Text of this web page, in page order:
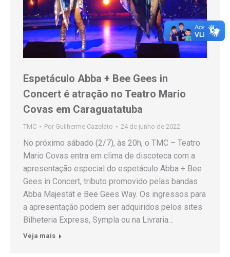
Espetáculo Abba + Bee Gees in
Concert é atração no Teatro Mario
Covas em Caraguatatuba
TMC Por Guilherme Cazelato 24 de junho de 2022
No próximo sábado (2/7), às 20h, o TMC – Teatro
Mario Covas entra em clima de discoteca com a
apresentação especial do espetáculo Abba + Bee
Gees in Concert, tributo promovido pelas bandas
Abba Majestät e Bee Gees Way. Os ingressos para
a apresentação podem ser adquiridos pelos sites
Bilheteria Express, Sympla ou na Livraria…
Veja mais